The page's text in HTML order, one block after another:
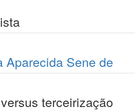
Aparecida Sene de
terceirização